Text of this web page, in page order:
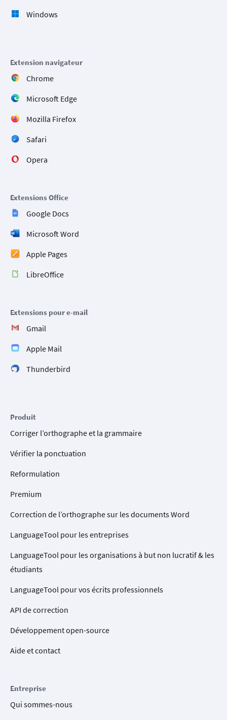
Windows
Extension navigateur
Chrome
Microsoft Edge
Mozilla Firefox
Safari
Opera
Extensions Office
Google Docs
Microsoft Word
Apple Pages
LibreOffice
Extensions pour e-mail
Gmail
Apple Mail
Thunderbird
Produit
Corriger l’orthographe et la grammaire
Vérifier la ponctuation
Reformulation
Premium
Correction de l’orthographe sur les documents Word
LanguageTool pour les entreprises
LanguageTool pour les organisations à but non lucratif & les
étudiants
LanguageTool pour vos écrits professionnels
API de correction
Développement open-source
Aide et contact
Entreprise
Qui sommes-nous